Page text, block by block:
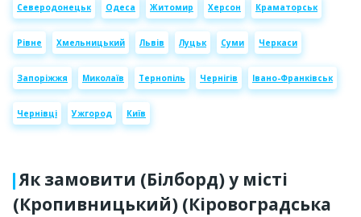
Северодонецьк Одеса Житомир Херсон Краматорськ
Рівне Хмельницький Львів Луцьк Суми Черкаси
Запоріжжя Миколаїв Тернопіль Чернігів Івано-Франківськ
Чернівці Ужгород Київ
Як замовити (Білборд) у місті
(Кропивницький) (Кіровоградська